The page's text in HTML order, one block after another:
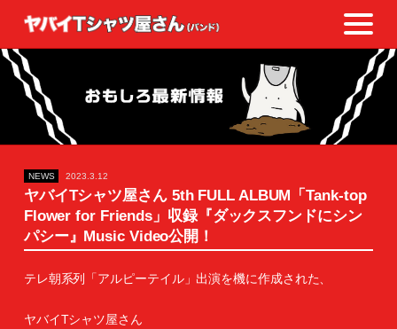
NEWS 2023.3.12
ヤバイTシャツ屋さん 5th FULL ALBUM「Tank-top
Flower for Friends」収録『ダックスフンドにシン
パシー』Music Video公開！
テレ朝系列「アルピーテイル」出演を機に作成された、
ヤバイTシャツ屋さん